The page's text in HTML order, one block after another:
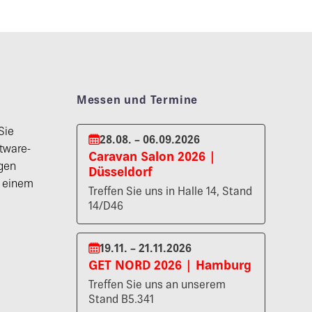
Messen und Termine
28.08. – 06.09.2026
Caravan Salon 2026 |
Düsseldorf
Treffen Sie uns in Halle 14, Stand
14/D46
19.11. – 21.11.2026
GET NORD 2026 | Hamburg
Treffen Sie uns an unserem
Stand B5.341